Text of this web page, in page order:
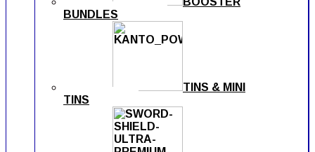
BUNDLES
TINS & MINI
TINS